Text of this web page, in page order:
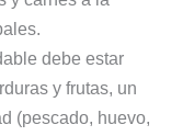
debe estar
y frutas, un
(pescado, huevo,